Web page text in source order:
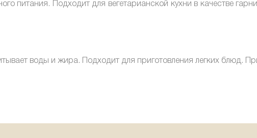
питания. Подходит для вегетарианской кухни в качестве
воды и жира. Подходит для приготовления легких блюд.